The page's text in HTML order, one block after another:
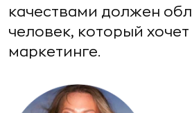
качествами должен
человек, который
маркетинге.